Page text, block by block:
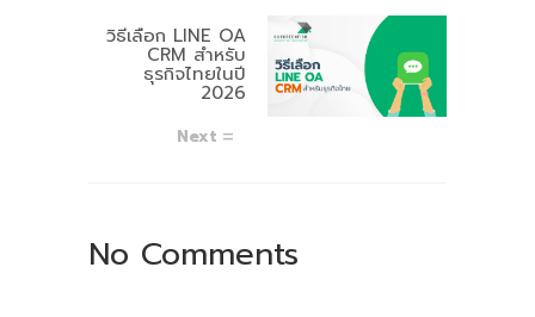
วิธีเลือก LINE OA
CRM สำหรับ
ธุรกิจไทยในปี
2026
Next
No Comments